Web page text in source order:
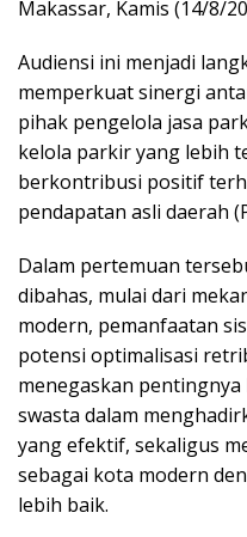
Makassar, Kamis (14/8/
Audiensi ini menjadi
memperkuat sinergi
pihak pengelola jasa
kelola parkir yang lebih
berkontribusi positif
pendapatan asli daerah
Dalam pertemuan
dibahas, mulai dari
modern, pemanfaatan
potensi optimalisasi
menegaskan
swasta dalam
yang efektif, sekaligus
sebagai kota modern
lebih baik.